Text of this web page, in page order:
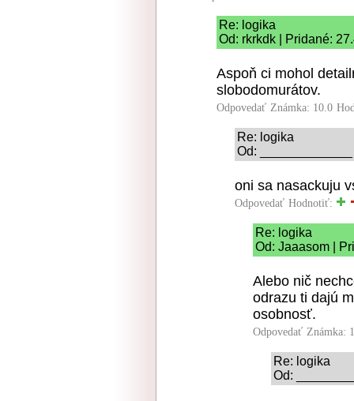
Re: logika
Od: rkrkdk | Pridané:
Aspoň ci mohol
slobodomurátov.
Odpovedať Známka: 10.0
Re: logika
Od:
oni sa nasackuju
Odpovedať Hodnotiť:
Re: logika
Od: Jaaasom |
Alebo nič
odrazu ti dajú
osobnosť.
Odpovedať Známka:
Re: logika
Od: